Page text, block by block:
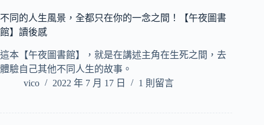
不同的人生風景，全都只在你的一念之間！【午夜圖書
館】讀後感
這本【午夜圖書館】，就是在講述主角在生死之間，去
體驗自己其他不同人生的故事。
vico
2022 年 7 月 17 日 1 則留言